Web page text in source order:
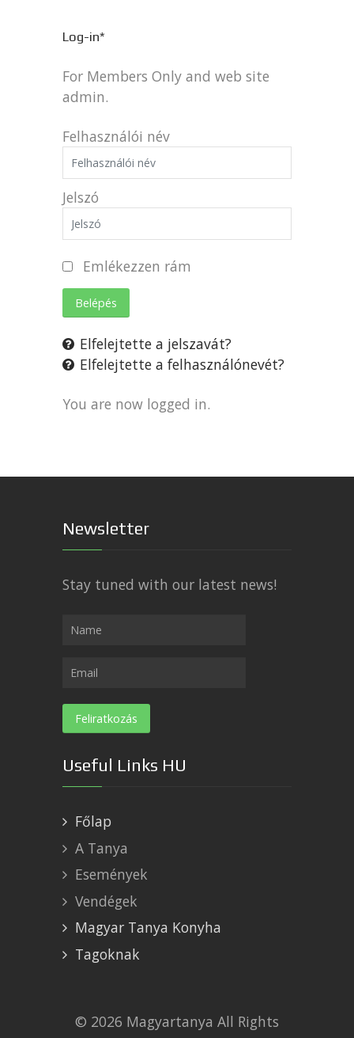
Log-in*
For Members Only and web site
admin.
Felhasználói név
Jelszó
Emlékezzen rám
Belépés
Elfelejtette a jelszavát?
Elfelejtette a felhasználónevét?
You are now logged in.
Newsletter
Stay tuned with our latest news!
Useful Links HU
Főlap
A Tanya
Események
Vendégek
Magyar Tanya Konyha
Tagoknak
© 2026 Magyartanya All Rights